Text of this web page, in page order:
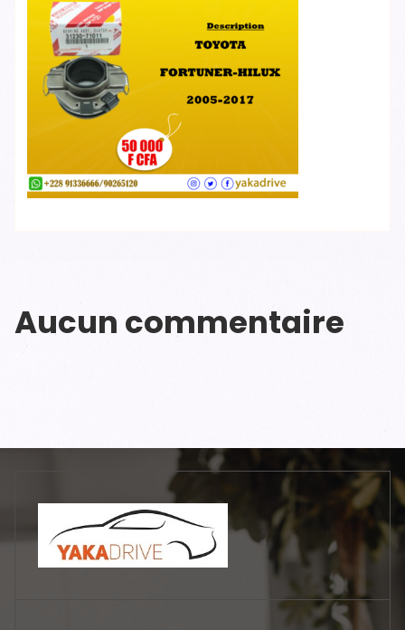
Aucun commentaire